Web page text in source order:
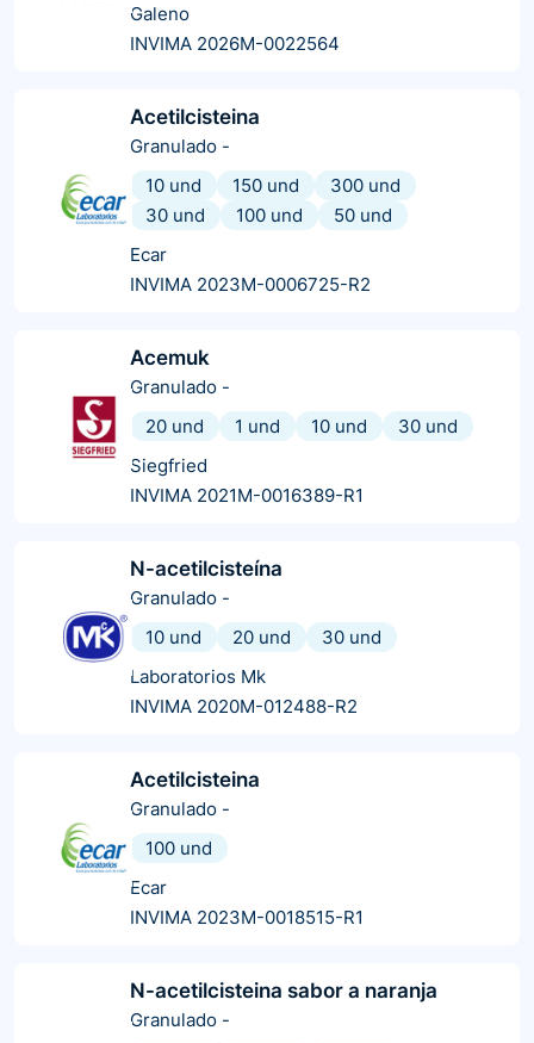
Galeno
INVIMA 2026M-0022564
Acetilcisteina
Granulado -
10 und
150 und
300 und
30 und
100 und
50 und
Ecar
INVIMA 2023M-0006725-R2
Acemuk
Granulado -
20 und
1 und 10 und
30 und
Siegfried
INVIMA 2021M-0016389-R1
N-acetilcisteína
Granulado -
10 und
20 und
30 und
Laboratorios Mk
INVIMA 2020M-012488-R2
Acetilcisteina
Granulado -
100 und
Ecar
INVIMA 2023M-0018515-R1
N-acetilcisteina sabor a naranja
Granulado -